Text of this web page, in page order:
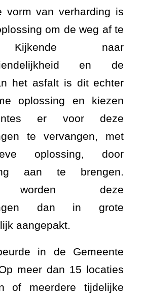
vorm van verharding is
om de weg af te
Kijkende naar
en de
het asfalt is dit echter
oplossing en kiezen
er voor deze
te vervangen, met
oplossing, door
aan te brengen.
worden deze
dan in grote
aangepakt.
in de Gemeente
meer dan 15 locaties
of meerdere tijdelijke